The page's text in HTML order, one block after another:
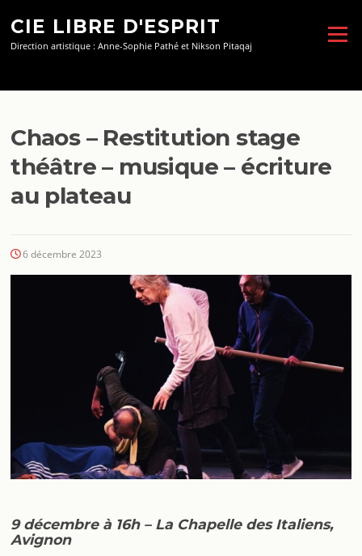
contenu
CIE LIBRE D'ESPRIT
Direction artistique : Anne-Sophie Pathé et Nikson Pitaqaj
Menu
Chaos – Restitution stage
théâtre – musique – écriture
au plateau
6 décembre 2023
9 décembre à 16h – La Chapelle des Italiens,
Avignon